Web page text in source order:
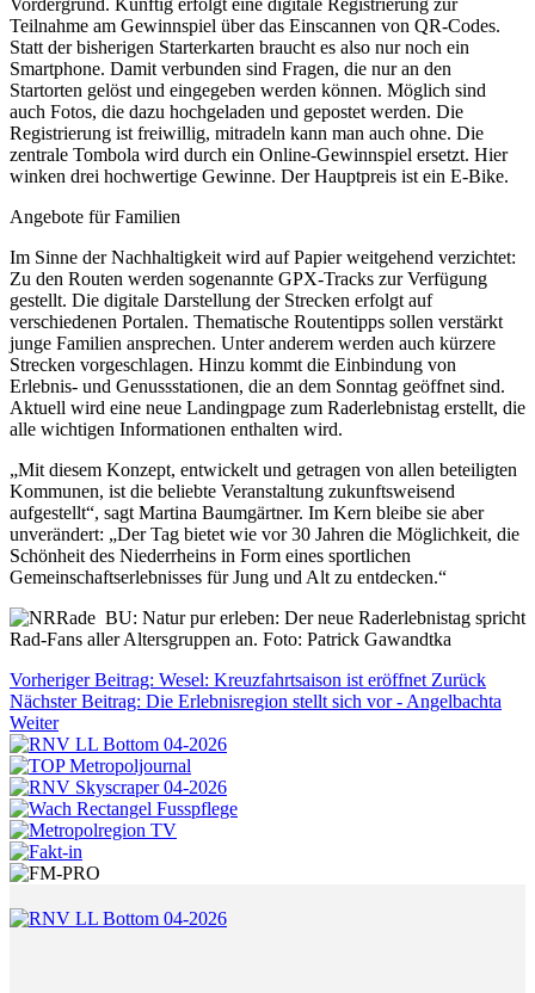
Teilnahme am Gewinnspiel über das Einscannen von QR-Codes.
Statt der bisherigen Starterkarten braucht es also nur noch ein
Smartphone. Damit verbunden sind Fragen, die nur an den
Startorten gelöst und eingegeben werden können. Möglich sind
auch Fotos, die dazu hochgeladen und gepostet werden. Die
Registrierung ist freiwillig, mitradeln kann man auch ohne. Die
zentrale Tombola wird durch ein Online-Gewinnspiel ersetzt. Hier
winken drei hochwertige Gewinne. Der Hauptpreis ist ein E-Bike.
Angebote für Familien
Im Sinne der Nachhaltigkeit wird auf Papier weitgehend verzichtet:
Zu den Routen werden sogenannte GPX-Tracks zur Verfügung
gestellt. Die digitale Darstellung der Strecken erfolgt auf
verschiedenen Portalen. Thematische Routentipps sollen verstärkt
junge Familien ansprechen. Unter anderem werden auch kürzere
Strecken vorgeschlagen. Hinzu kommt die Einbindung von
Erlebnis- und Genussstationen, die an dem Sonntag geöffnet sind.
Aktuell wird eine neue Landingpage zum Raderlebnistag erstellt, die
alle wichtigen Informationen enthalten wird.
„Mit diesem Konzept, entwickelt und getragen von allen beteiligten
Kommunen, ist die beliebte Veranstaltung zukunftsweisend
aufgestellt“, sagt Martina Baumgärtner. Im Kern bleibe sie aber
unverändert: „Der Tag bietet wie vor 30 Jahren die Möglichkeit, die
Schönheit des Niederrheins in Form eines sportlichen
Gemeinschaftserlebnisses für Jung und Alt zu entdecken.“
BU: Natur pur erleben: Der neue Raderlebnistag spricht
Rad-Fans aller Altersgruppen an. Foto: Patrick Gawandtka
Vorheriger Beitrag: Wesel: Kreuzfahrtsaison ist eröffnet Zurück
Nächster Beitrag: Die Erlebnisregion stellt sich vor - Angelbachta
Weiter